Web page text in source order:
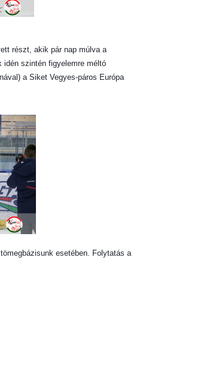
részt, akik pár nap múlva a
idén szintén figyelemre méltó
a Siket Vegyes-páros Európa
esetében. Folytatás a